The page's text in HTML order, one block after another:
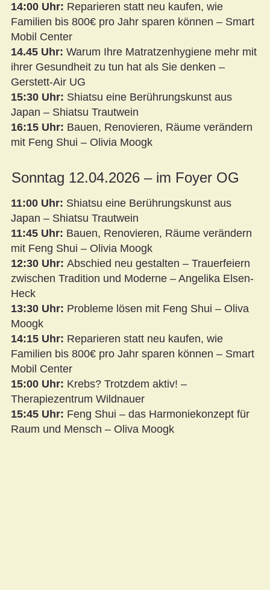
14:00 Uhr: Reparieren statt neu kaufen, wie
Familien bis 800€ pro Jahr sparen können – Smart
Mobil Center
14.45 Uhr: Warum Ihre Matratzenhygiene mehr mit
ihrer Gesundheit zu tun hat als Sie denken –
Gerstett-Air UG
15:30 Uhr: Shiatsu eine Berührungskunst aus
Japan – Shiatsu Trautwein
16:15 Uhr: Bauen, Renovieren, Räume verändern
mit Feng Shui – Olivia Moogk
Sonntag 12.04.2026 – im Foyer OG
11:00 Uhr: Shiatsu eine Berührungskunst aus
Japan – Shiatsu Trautwein
11:45 Uhr: Bauen, Renovieren, Räume verändern
mit Feng Shui – Olivia Moogk
12:30 Uhr: Abschied neu gestalten – Trauerfeiern
zwischen Tradition und Moderne – Angelika Elsen-
Heck
13:30 Uhr: Probleme lösen mit Feng Shui – Oliva
Moogk
14:15 Uhr: Reparieren statt neu kaufen, wie
Familien bis 800€ pro Jahr sparen können – Smart
Mobil Center
15:00 Uhr: Krebs? Trotzdem aktiv! –
Therapiezentrum Wildnauer
15:45 Uhr: Feng Shui – das Harmoniekonzept für
Raum und Mensch – Oliva Moogk